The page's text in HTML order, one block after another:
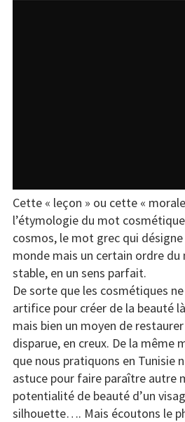
Cette « leçon » ou cette «
l’étymologie du mot
cosmos, le mot grec qui
monde mais un certain ordre du
stable, en un sens parfait.
De sorte que les cosmétiques
artifice pour créer de la beauté
mais bien un moyen de
disparue, en creux. De la même
que nous pratiquons en Tunisie
astuce pour faire paraître autre
potentialité de beauté d’un
silhouette…. Mais écoutons le